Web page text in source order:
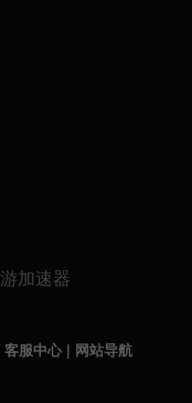
客服中心| 网站导航